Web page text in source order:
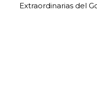
Extraordinarias del